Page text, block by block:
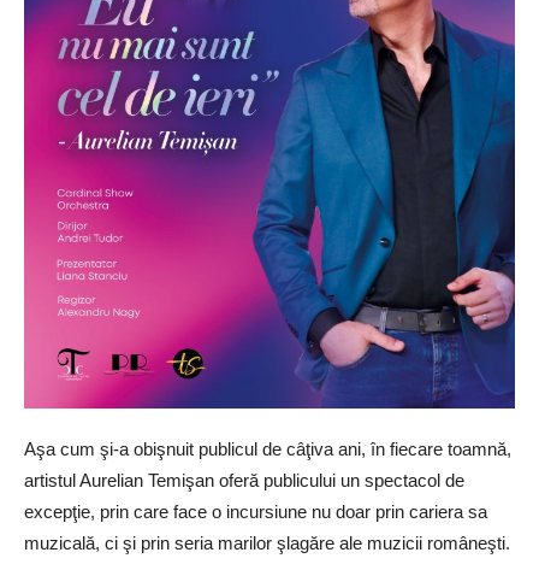
Aşa cum şi-a obişnuit publicul de câţiva ani, în fiecare toamnă,
artistul Aurelian Temişan oferă publicului un spectacol de
excepţie, prin care face o incursiune nu doar prin cariera sa
muzicală, ci şi prin seria marilor şlagăre ale muzicii româneşti.